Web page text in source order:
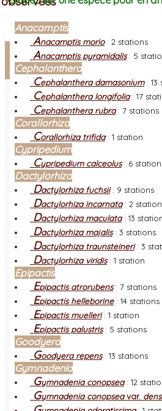
Facebook
Connexion adhérent
Anacamptis
Anacamptis morio: 2 stations
Anacamptis pyramidalis: 5
Cephalanthera
Cephalanthera damasonium: 13
Cephalanthera longifolia: 17
Cephalanthera rubra: 7 stations
Corallorhiza
Corallorhiza trifida: 1 station
Cypripedium
Cypripedium calceolus: 6
Dactylorhiza
Dactylorhiza fuchsii: 9 stations
Dactylorhiza incarnata: 2
Dactylorhiza maculata: 13
Dactylorhiza majalis: 3 stations
Dactylorhiza traunsteineri: 3
Dactylorhiza viridis: 1 station
Epipactis
Epipactis atrorubens: 7 stations
Epipactis helleborine: 14 stations
Epipactis muelleri: 1 station
Epipactis palustris: 5 stations
Goodyera
Goodyera repens: 13 stations
Gymnadenia
Gymnadenia conopsea: 12
Gymnadenia conopseavar.